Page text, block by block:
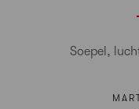
Soepel,